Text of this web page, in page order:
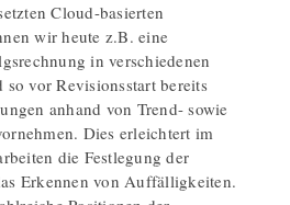
Cloud-basierten
wir heute z.B. eine
in verschiedenen
so vor Revisionsstart bereits
anhand von Trend- sowie
Dies erleichtert im
die Festlegung der
Erkennen von Auffälligkeiten.